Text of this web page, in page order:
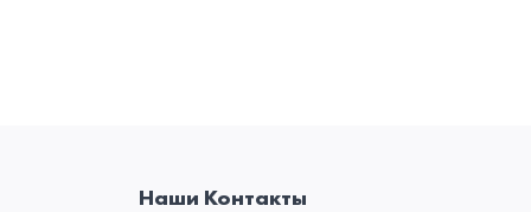
Наши Контакты